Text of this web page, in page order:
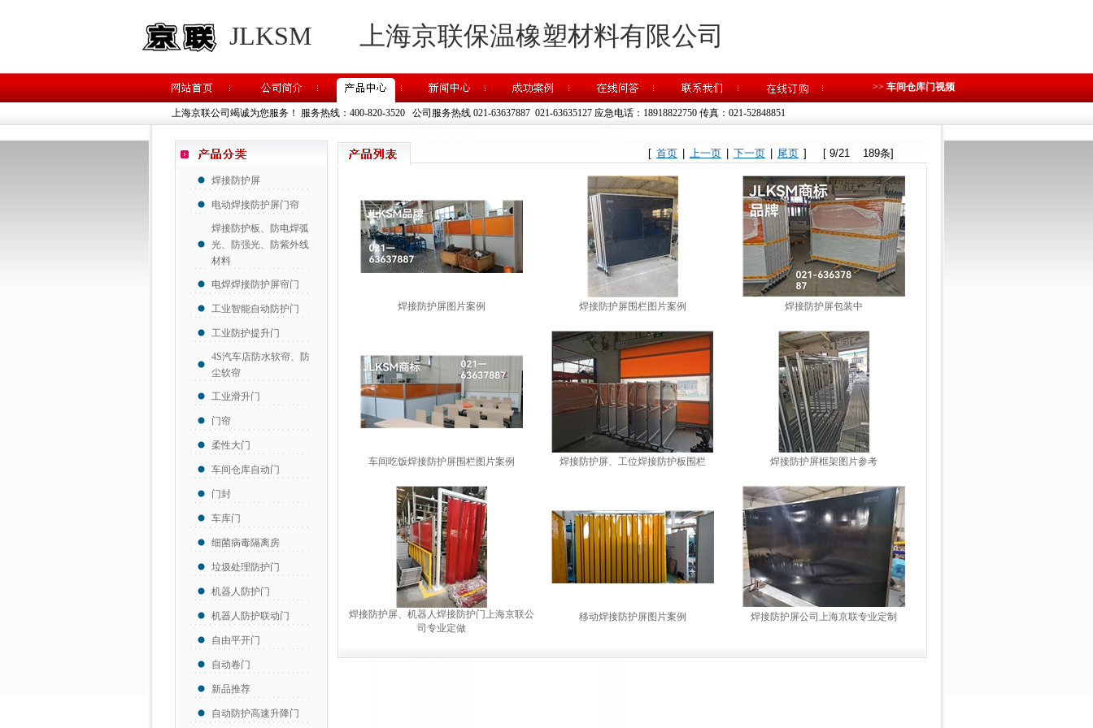
JLKSM 上海京联保温橡塑材料有限公司
>> 车间仓库门视频
上海京联公司竭诚为您服务！ 服务热线：400-820-3520 公司服务热线 021-63637887 021-63635127 应急电话：18918822750传真：021-52848851
焊接防护屏
电动焊接防护屏门帘
焊接防护板、防电焊弧
光、防强光、防紫外线
材料
电焊焊接防护屏帘门
工业智能自动防护门
工业防护提升门
4S汽车店防水软帘、防
尘软帘
工业滑升门
门帘
柔性大门
车间仓库自动门
门封
车库门
细菌病毒隔离房
垃圾处理防护门
机器人防护门
机器人防护联动门
自由平开门
自动卷门
新品推荐
自动防护高速升降门
[ 首页 上一页 下一页 尾页 ] [ 9/21 189条]
焊接防护屏图片案例 焊接防护屏围栏图片案例 焊接防护屏包装中
车间吃饭焊接防护屏围栏图片案例 焊接防护屏、工位焊接防护板围栏 焊接防护屏框架图片参考
焊接防护屏、机器人焊接防护门上海京联公
司专业定做
移动焊接防护屏图片案例 焊接防护屏公司上海京联专业定制